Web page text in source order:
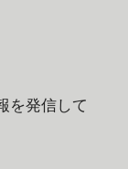
を発信して